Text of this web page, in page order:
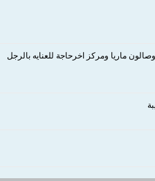
ماريا ومركز اخرحاجة للعنايه بالرجل